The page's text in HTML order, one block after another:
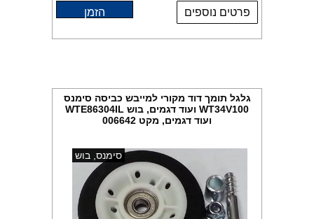
פרטים נוספים הזמן
גלגל תומך דוד מקורי למייבש כביסה סימנס
WT34V100 ועוד דגמים, בוש WTE86304IL
ועוד דגמים, מקט 006642
סימנס, בוש